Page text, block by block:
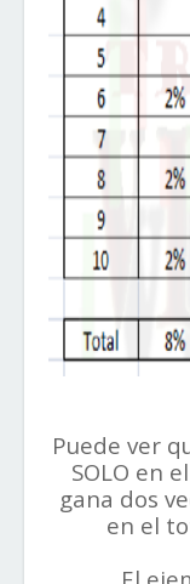
Puede ver
SOLO en
gana dos
en el